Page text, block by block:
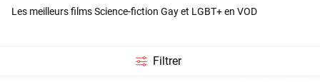
Les meilleurs films Science-fiction Gay et LGBT+ en VOD
Filtrer